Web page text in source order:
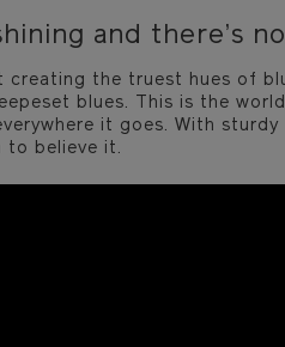
and there’s
creating the truest hues of
blues. This is the
it goes. With
to believe it.